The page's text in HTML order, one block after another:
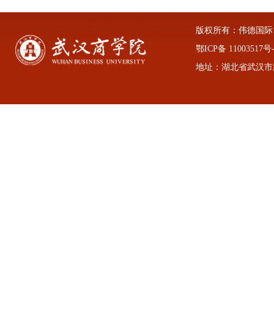
版权所有：伟德国
鄂ICP备 11003517号
地址：湖北省武汉